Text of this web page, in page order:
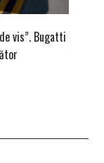
vis”. Bugatti